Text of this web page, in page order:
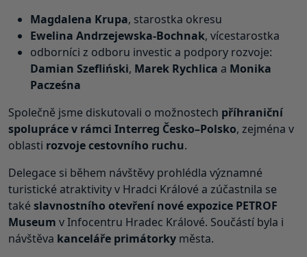
Magdalena Krupa, starostka okresu
Ewelina Andrzejewska-Bochnak, vícestarostka
odborníci z odboru investic a podpory rozvoje:
Damian Szefliński, Marek Rychlica a Monika
Pacześna
Společně jsme diskutovali o možnostech příhraniční
spolupráce v rámci Interreg Česko–Polsko, zejména v
oblasti rozvoje cestovního ruchu.
Delegace si během návštěvy prohlédla významné
turistické atraktivity v Hradci Králové a zúčastnila se
také slavnostního otevření nové expozice PETROF
Museum v Infocentru Hradec Králové. Součástí byla i
návštěva kanceláře primátorky města.